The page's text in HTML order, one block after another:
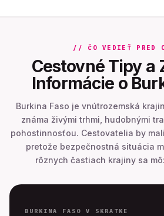
// ČO VEDIEŤ PRED
Cestovné Tipy a
Informácie o
Burkina Faso je vnútrozemská
známa živými trhmi, hudobnými
pohostinnosťou. Cestovatelia by
pretože bezpečnostná situácia
rôznych častiach krajiny sa
BURKINA FASO V SKRATKE